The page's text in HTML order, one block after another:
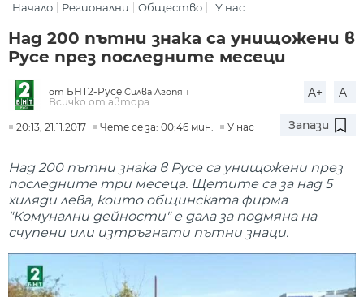
Начало Регионални Общество У нас
Над 200 пътни знака са унищожени в
Русе през последните месеци
от БНТ2-Русе Силва Агопян
Всичко от автора
A+ A-
20:13, 21.11.2017 Чете се за: 00:46 мин. У нас Запази
Над 200 пътни знака в Русе са унищожени през
последните три месеца. Щетите са за над 5
хиляди лева, които общинската фирма
"Комунални дейности" е дала за подмяна на
счупени или изтръгнати пътни знаци.